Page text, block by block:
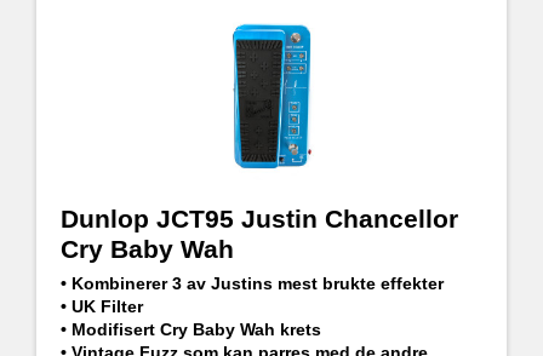
Dunlop JCT95 Justin Chancellor
Cry Baby Wah
• Kombinerer 3 av Justins mest brukte effekter
• UK Filter
• Modifisert Cry Baby Wah krets